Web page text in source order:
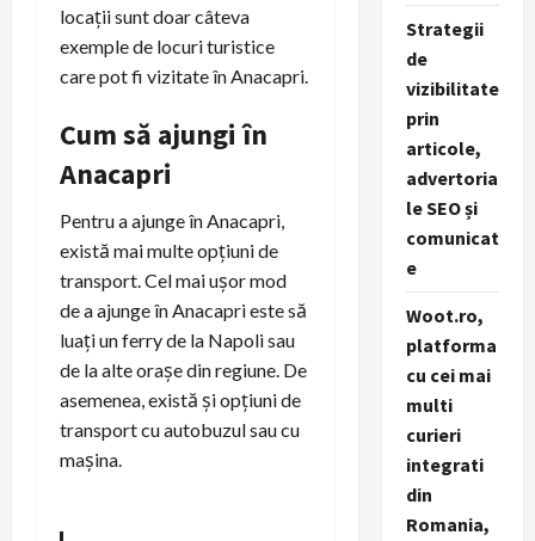
locații sunt doar câteva
exemple de locuri turistice
care pot fi vizitate în Anacapri.
Cum să ajungi în
Anacapri
Pentru a ajunge în Anacapri,
există mai multe opțiuni de
transport. Cel mai ușor mod
de a ajunge în Anacapri este să
luați un ferry de la Napoli sau
de la alte orașe din regiune. De
asemenea, există și opțiuni de
transport cu autobuzul sau cu
mașina.
Strategii
de
vizibilitate
prin
articole,
advertoria
le SEO și
comunicat
e
Woot.ro,
platforma
cu cei mai
multi
curieri
integrati
din
Romania,